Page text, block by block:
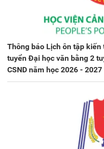
Thông báo Lịch ôn tập
tuyển Đại học văn bằng 2
CSND năm học 2026 - 2027